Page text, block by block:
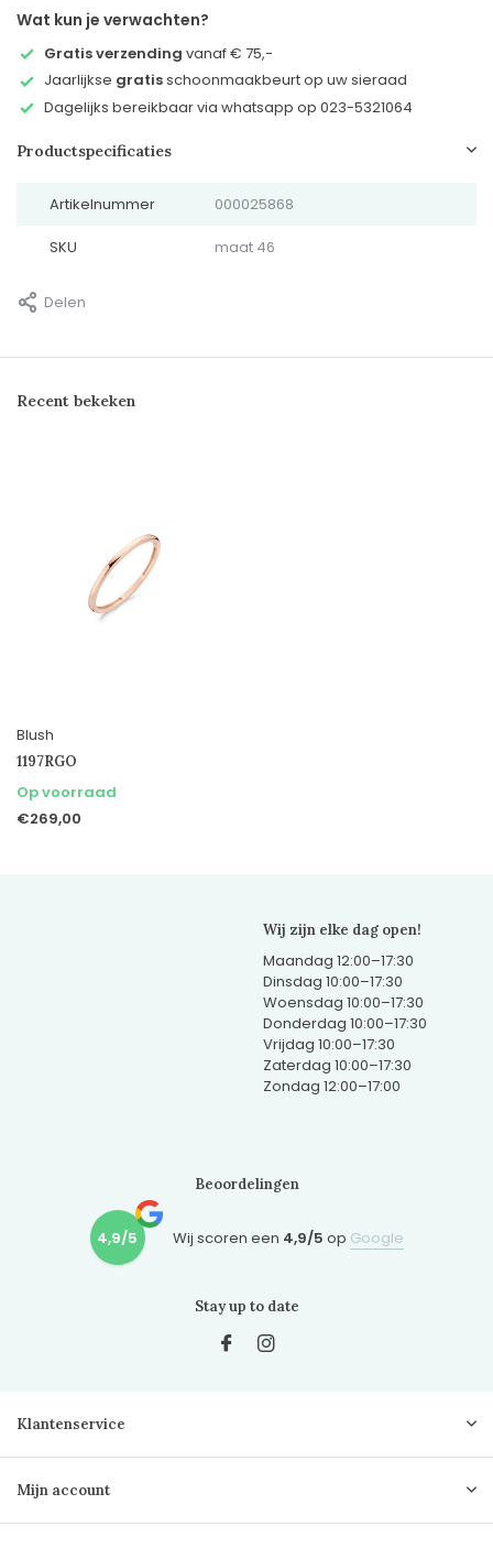
Wat kun je verwachten?
Gratis verzending vanaf € 75,-
Jaarlijkse gratisschoonmaakbeurt op uw sieraad
Dagelijks bereikbaar via whatsapp op 023-5321064
Productspecificaties
Artikelnummer 000025868
SKU maat 46
Delen
Recent bekeken
Blush
1197RGO
Op voorraad
€269,00
Wij zijn elke dag open!
Maandag 12:00–17:30
Dinsdag 10:00–17:30
Woensdag 10:00–17:30
Donderdag 10:00–17:30
Vrijdag 10:00–17:30
Zaterdag 10:00–17:30
Zondag 12:00–17:00
Beoordelingen
4,9/5 Wij scoren een 4,9/5 op Google
Stay up to date
Klantenservice
Mijn account